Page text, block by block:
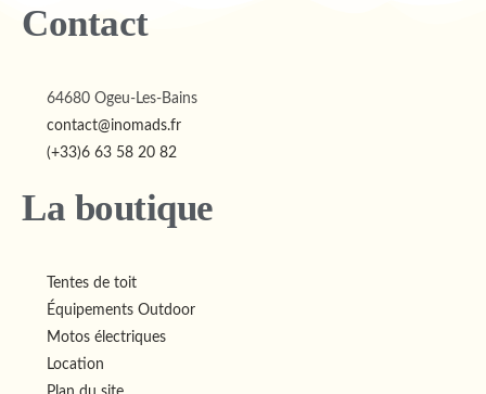
Contact
64680 Ogeu-Les-Bains
contact@inomads.fr
(+33)6 63 58 20 82
La boutique
Tentes de toit
Équipements Outdoor
Motos électriques
Location